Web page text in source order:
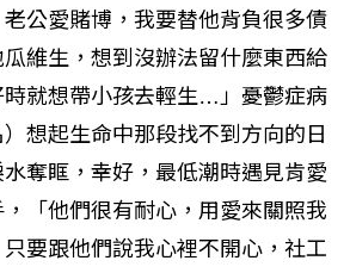
公愛賭博，我要替他背負很多債
維生，想到沒辦法留什麼東西給
時就想帶小孩去輕生…」憂鬱症病
想起生命中那段找不到方向的日
奪眶，幸好，最低潮時遇見肯愛
「他們很有耐心，用愛來關照我
要跟他們說我心裡不開心，社工